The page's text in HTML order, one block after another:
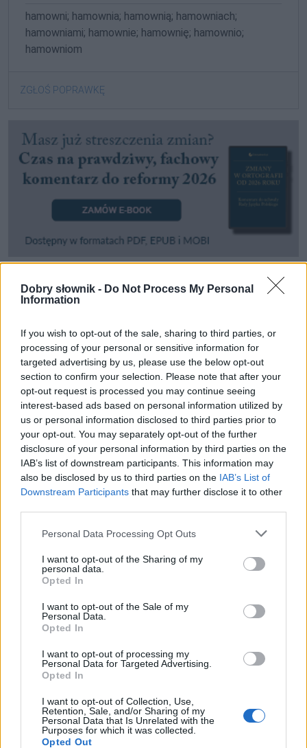
Dobry słownik - Do Not Process My Personal
Information
If you wish to opt-out of the sale, sharing to third parties, or
processing of your personal or sensitive information for
targeted advertising by us, please use the below opt-out
section to confirm your selection. Please note that after your
opt-out request is processed you may continue seeing
interest-based ads based on personal information utilized by
us or personal information disclosed to third parties prior to
your opt-out. You may separately opt-out of the further
disclosure of your personal information by third parties on the
IAB’s list of downstream participants. This information may
also be disclosed by us to third parties on the IAB’s List of
Downstream Participants that may further disclose it to other
Please note that this website/app uses one or more Google
not limited to your visit or usage behaviour. You may click to
grant or deny consent to Google and its third-party tags to
use your data for below specified purposes in below Google
consent section.
Personal Data Processing Opt Outs
I want to opt-out of the Sharing of my
personal data.
Opted In
I want to opt-out of the Sale of my
Personal Data.
Opted In
I want to opt-out of processing my
Personal Data for Targeted Advertising.
Opted In
I want to opt-out of Collection, Use,
Retention, Sale, and/or Sharing of my
Personal Data that Is Unrelated with the
Purposes for which it was collected.
Opted Out
hamowni; hamownia; hamownią; hamowniach;
hamowniami; hamownie; hamownię; hamownio;
hamowniom
ZGŁOŚ POPRAWKĘ
Pozostały wątpliwości? Brakuje czegoś w haśle?
SPRAWDŹ
Często sprawdzane
Jak się cudzysłów nie odmienia
O zapisie nazwy najwyższego szczytu Wietnamu
Jaki zaimek, przymiotnik i czasownik
niechybny— O dawnymniechybnymi dawniejszym jeszcze
jak Piłat w Credo— Jeszcze o Piłacie
rzeczownik— O odmianie rzeczowników na blogu
Mogą Cię zainteresować również hasła
baron